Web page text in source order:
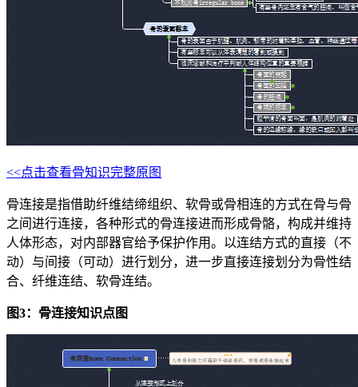
<<点击查看骨知识完整原图
骨连接是指借助纤维结缔组织、软骨或骨相连的方式在骨与骨
之间进行连接，各种形式的骨连接进而形成骨骼，构成并维持
人体形态，对内部器官给予保护作用。以连结方式的直接（不
动）与间接（可动）进行划分，进一步直接连接划分为骨性结
合、纤维连结、软骨连结。
图3：骨连接知识点图